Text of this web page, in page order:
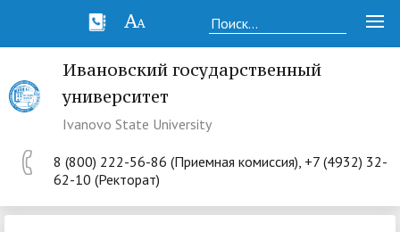
Ивановский государственный
университет
Ivanovo State University
8 (800) 222-56-86 (Приемная комиссия), +7 (4932) 32-
62-10 (Ректорат)